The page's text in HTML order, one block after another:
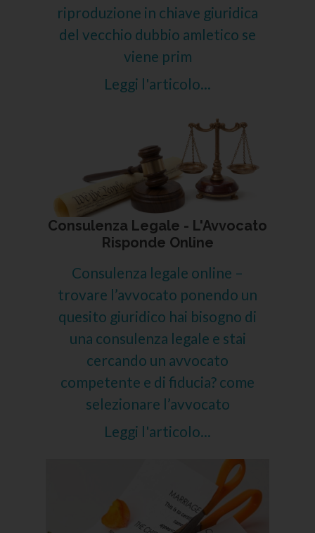
riproduzione in chiave giuridica
del vecchio dubbio amletico se
viene prim
Leggi l'articolo...
Consulenza Legale - L'Avvocato
Risponde Online
Consulenza legale online –
trovare l’avvocato ponendo un
quesito giuridico hai bisogno di
una consulenza legale e stai
cercando un avvocato
competente e di fiducia? come
selezionare l’avvocato
Leggi l'articolo...